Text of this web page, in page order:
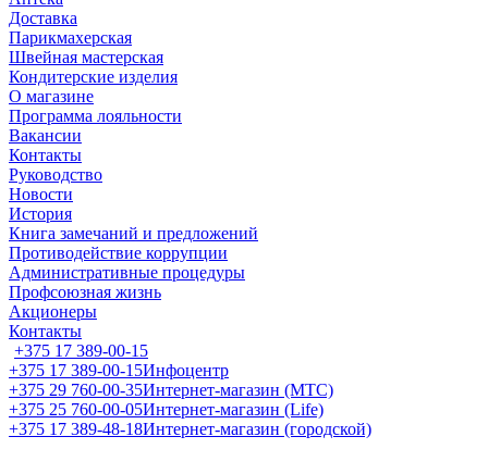
Доставка
Парикмахерская
Швейная мастерская
Кондитерские изделия
О магазине
Программа лояльности
Вакансии
Контакты
Руководство
Новости
История
Книга замечаний и предложений
Противодействие коррупции
Административные процедуры
Профсоюзная жизнь
Акционеры
Контакты
+375 17 389-00-15
+375 17 389-00-15Инфоцентр
+375 29 760-00-35Интернет-магазин (МТС)
+375 25 760-00-05Интернет-магазин (Life)
+375 17 389-48-18Интернет-магазин (городской)